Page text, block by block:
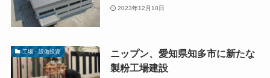
2023年12月10日
工場・設備投資
ニップン、愛知県知多市に新たな
製粉工場建設